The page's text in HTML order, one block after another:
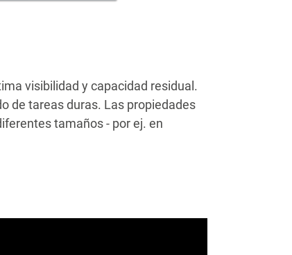
visibilidad y capacidad residual.
de tareas duras. Las propiedades
tamaños - por ej. en